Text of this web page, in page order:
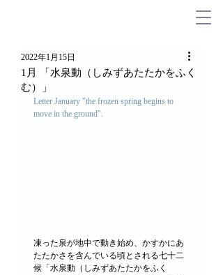
1月 「水泉動（しみずあたたかをふく
む）」
2022年1月15日
Letter January "the frozen spring begins to
move in the ground".
凍った泉が地中で動き始め、かすかにあ
たたかさを含んでいる頃とされる七十二
候 「水泉動（しみずあたたかをふく